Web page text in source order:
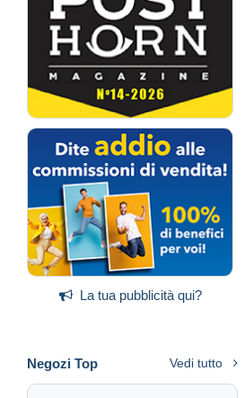
La tua pubblicità qui?
Negozi Top Vedi tutto